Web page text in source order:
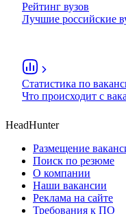
Рейтинг вузов
Лучшие российские
Статистика по
Что происходит с
HeadHunter
Размещение
Поиск по резюме
О компании
Наши вакансии
Реклама на сайте
Требования к ПО